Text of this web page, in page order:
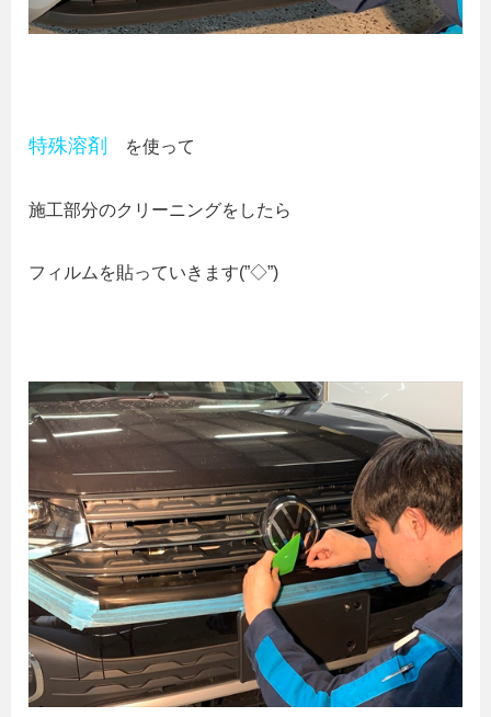
特殊溶剤 を使って
施工部分のクリーニングをしたら
フィルムを貼っていきます(”◇”)ゞ